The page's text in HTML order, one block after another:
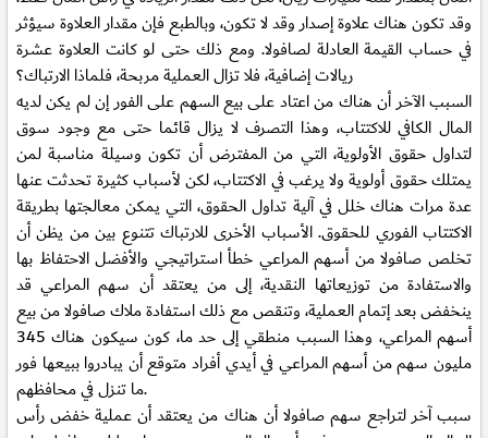
وقد تكون هناك علاوة إصدار وقد لا تكون، وبالطبع فإن مقدار العلاوة سيؤثر
في حساب القيمة العادلة لصافولا. ومع ذلك حتى لو كانت العلاوة عشرة
ريالات إضافية، فلا تزال العملية مربحة، فلماذا الارتباك؟
السبب الآخر أن هناك من اعتاد على بيع السهم على الفور إن لم يكن لديه
المال الكافي للاكتتاب، وهذا التصرف لا يزال قائما حتى مع وجود سوق
لتداول حقوق الأولوية، التي من المفترض أن تكون وسيلة مناسبة لمن
يمتلك حقوق أولوية ولا يرغب في الاكتتاب، لكن لأسباب كثيرة تحدثت عنها
عدة مرات هناك خلل في آلية تداول الحقوق، التي يمكن معالجتها بطريقة
الاكتتاب الفوري للحقوق. الأسباب الأخرى للارتباك تتنوع بين من يظن أن
تخلص صافولا من أسهم المراعي خطأ استراتيجي والأفضل الاحتفاظ بها
والاستفادة من توزيعاتها النقدية، إلى من يعتقد أن سهم المراعي قد
ينخفض بعد إتمام العملية، وتنقص مع ذلك استفادة ملاك صافولا من بيع
أسهم المراعي، وهذا السبب منطقي إلى حد ما، كون سيكون هناك 345
مليون سهم من أسهم المراعي في أيدي أفراد متوقع أن يبادروا ببيعها فور
ما تنزل في محافظهم.
سبب آخر لتراجع سهم صافولا أن هناك من يعتقد أن عملية خفض رأس